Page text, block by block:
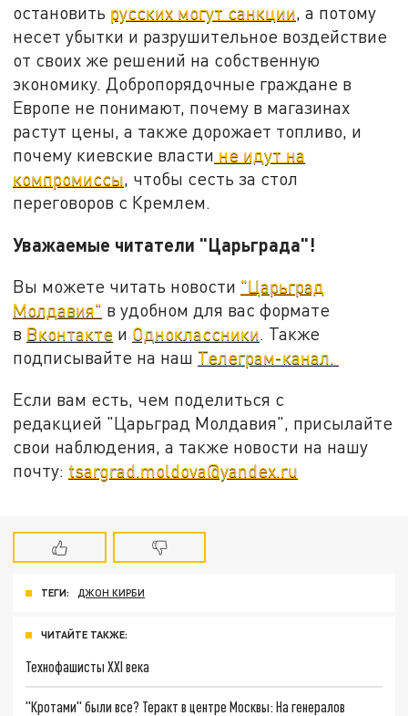
остановить русских могут санкции, а потому
несет убытки и разрушительное воздействие
от своих же решений на собственную
экономику. Добропорядочные граждане в
Европе не понимают, почему в магазинах
растут цены, а также дорожает топливо, и
почему киевские власти не идут на
компромиссы, чтобы сесть за стол
переговоров с Кремлем.
Уважаемые читатели "Царьграда"!
Вы можете читать новости "Царьград
Молдавия" в удобном для вас формате
в Вконтакте и Одноклассники. Также
подписывайте на наш Телеграм-канал.
Если вам есть, чем поделиться с
редакцией "Царьград Молдавия", присылайте
свои наблюдения, а также новости на нашу
почту: tsargrad.moldova@yandex.ru
ТЕГИ: ДЖОН КИРБИ
ЧИТАЙТЕ ТАКЖЕ:
Технофашисты XXI века
"Кротами" были все? Теракт в центре Москвы: На генералов